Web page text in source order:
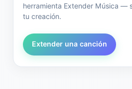
herramienta Extender Música —
tu creación.
Extender una canción